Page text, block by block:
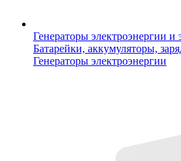
Генераторы электроэнергии
Батарейки, аккумуляторы,
Генераторы электроэнергии